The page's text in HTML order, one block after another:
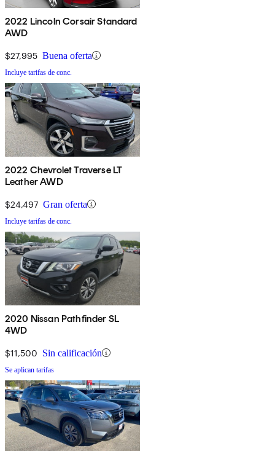
2022 Lincoln Corsair Standard
AWD
$27,995 Buena oferta
Incluye tarifas de conc.
2022 Chevrolet Traverse LT
Leather AWD
$24,497 Gran oferta
Incluye tarifas de conc.
2020 Nissan Pathfinder SL
4WD
$11,500 Sin calificación
Se aplican tarifas